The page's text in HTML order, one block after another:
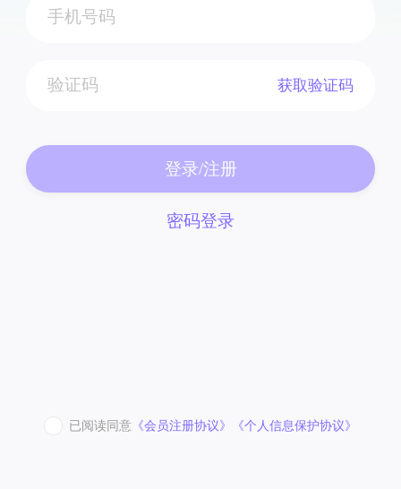
获取验证码
登录/注册
密码登录
已阅读同意 《会员注册协议》 《个人信息保护协议》